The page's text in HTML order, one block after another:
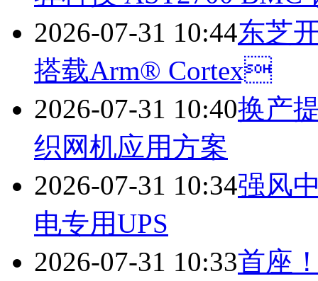
2026-07-31 10:44东芝
搭载Arm® Cortex
2026-07-31 10:40换产
织网机应用方案
2026-07-31 10:34强风
电专用UPS
2026-07-31 10:33首座